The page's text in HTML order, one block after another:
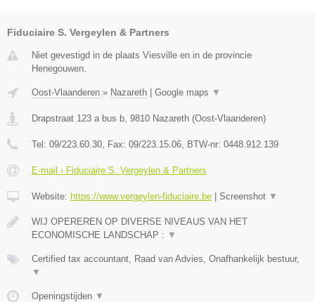
Fiduciaire S. Vergeylen & Partners
Niet gevestigd in de plaats Viesville en in de provincie
Henegouwen.
Oost-Vlaanderen » Nazareth Google maps ▼
Drapstraat 123 a bus b, 9810 Nazareth (Oost-Vlaanderen)
Tel: 09/223.60.30, Fax: 09/223.15.06, BTW-nr: 0448.912.139
E-mail › Fiduciaire S. Vergeylen & Partners
Website: https://www.vergeylen-fiduciaire.be Screenshot ▼
WIJ OPEREREN OP DIVERSE NIVEAUS VAN HET
ECONOMISCHE LANDSCHAP : ▼
Certified tax accountant, Raad van Advies, Onafhankelijk bestuur,
▼
Openingstijden ▼